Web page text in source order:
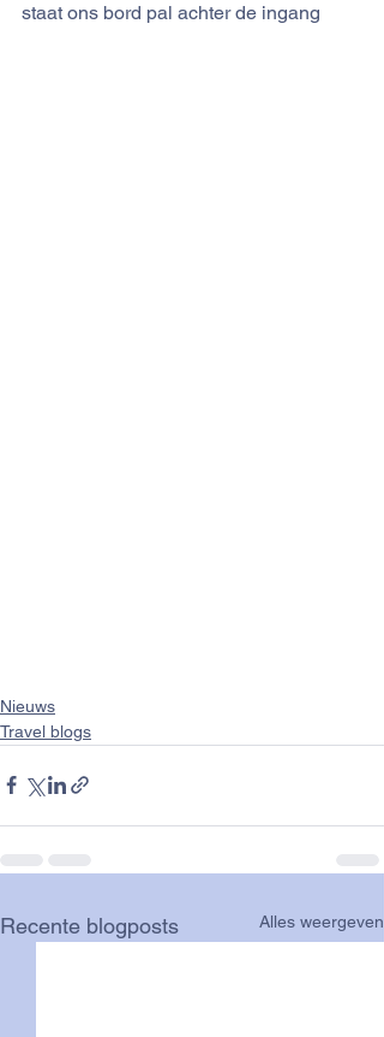
staat ons bord pal achter de ingang
Nieuws
Travel blogs
Recente blogposts Alles weergeven